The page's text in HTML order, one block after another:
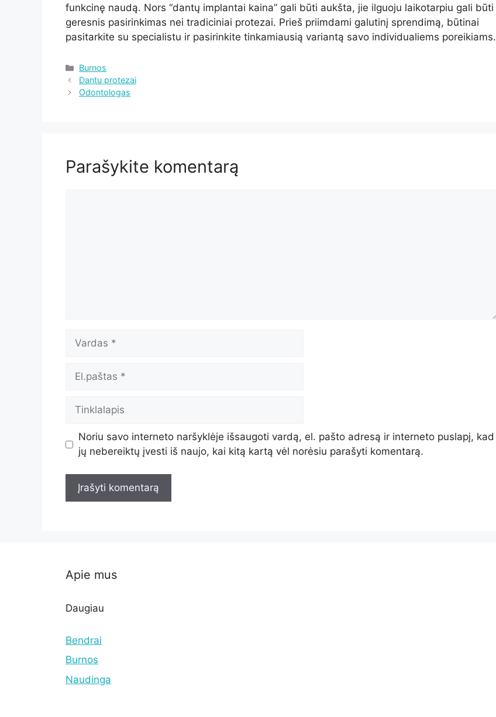
funkcinę naudą. Nors “dantų implantai kaina” gali būti aukšta, jie ilguoju laikotarpiu gali būti
geresnis pasirinkimas nei tradiciniai protezai. Prieš priimdami galutinį sprendimą, būtinai
pasitarkite su specialistu ir pasirinkite tinkamiausią variantą savo individualiems poreikiams.
Kategorijos
Burnos
Dantu protezai
Odontologas
Parašykite komentarą
Vardas
El.paštas
Tinklalapis
Noriu savo interneto naršyklėje išsaugoti vardą, el. pašto adresą ir interneto puslapį, kad
jų nebereiktų įvesti iš naujo, kai kitą kartą vėl norėsiu parašyti komentarą.
Apie mus
Daugiau
Bendrai
Burnos
Naudinga